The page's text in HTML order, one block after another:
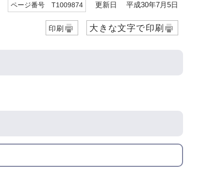
ページ番号 T1009874 更新日 平成30年7月5日
印刷 大きな文字で印刷